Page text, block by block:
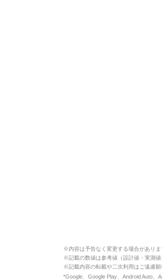
※内容は予告なく変更する場合がありま
※記載の数値は参考値（設計値・実測
※記載内容の転載や二次利用はご遠慮願
*Google、Google Play、Android Auto、